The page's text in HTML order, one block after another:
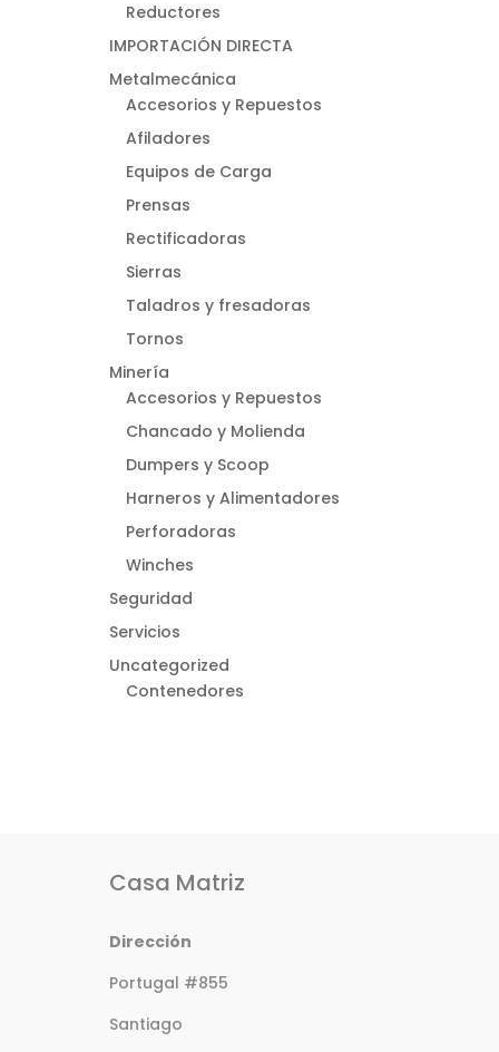
Reductores
IMPORTACIÓN DIRECTA
Metalmecánica
Accesorios y Repuestos
Afiladores
Equipos de Carga
Prensas
Rectificadoras
Sierras
Taladros y fresadoras
Tornos
Minería
Accesorios y Repuestos
Chancado y Molienda
Dumpers y Scoop
Harneros y Alimentadores
Perforadoras
Winches
Seguridad
Servicios
Uncategorized
Contenedores
Casa Matriz
Dirección
Portugal #855
Santiago